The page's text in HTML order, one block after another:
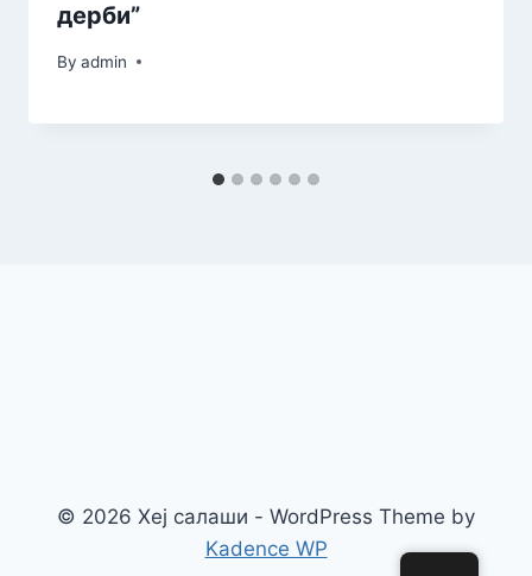
дерби”
By admin
© 2026 Хеј салаши - WordPress Theme by
Kadence WP